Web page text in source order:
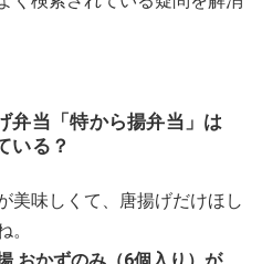
弁当「特から揚弁当」は
いる？
美味しくて、唐揚げだけほし
。